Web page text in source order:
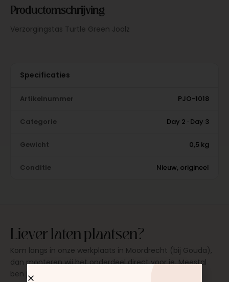
Productomschrijving
Verzorgingstas Turtle Green Joolz
Specificaties
Artikelnummer PJO-1018
Categorie Day 2 · Day 3
Gewicht 0,5 kg
Conditie Nieuw, origineel
Liever laten plaatsen?
Kom langs in onze werkplaats in Moordrecht (bij Gouda),
dan monteren wij het onderdeel direct voor je. Meestal
ben je binnen 15 tot 20 minuten weer buiten. Op